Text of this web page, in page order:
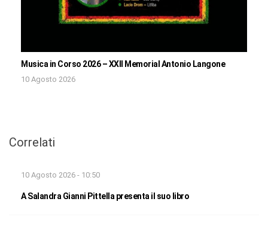
Musica in Corso 2026 – XXII Memorial Antonio Langone
10 Agosto 2026
Correlati
10 Agosto 2026 - 10:50
A Salandra Gianni Pittella presenta il suo libro